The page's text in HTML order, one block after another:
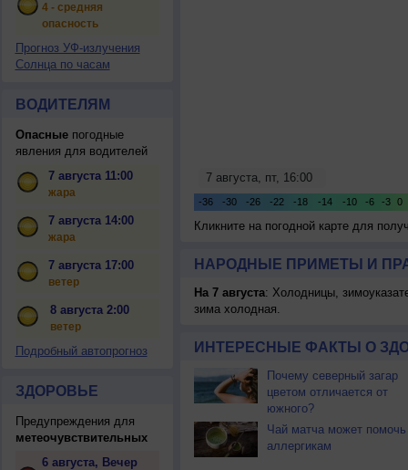
4 - средняя
опасность
Прогноз УФ-излучения
Солнца по часам
ВОДИТЕЛЯМ
Опасныепогодные
явления для водителей
7 августа 11:00
жара
7 августа 14:00
жара
7 августа 17:00
ветер
8 августа 2:00
ветер
Подробный автопрогноз
ЗДОРОВЬЕ
Предупреждения для
метеочувствительных
6 августа, Вечер
Кликните на погодной карте для
НАРОДНЫЕ ПРИМЕТЫ И
На 7 августа: Холодницы,
зима холодная.
ИНТЕРЕСНЫЕ ФАКТЫ О
Почему северный загар
цветом отличается от
южного?
Чай матча может помочь
аллергикам